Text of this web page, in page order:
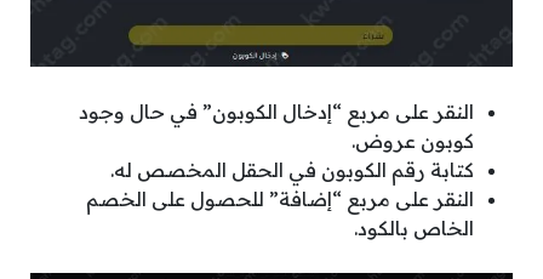
النقر على مربع “إدخال الكوبون” في حال وجود
كوبون عروض.
كتابة رقم الكوبون في الحقل المخصص له.
النقر على مربع “إضافة” للحصول على الخصم
الخاص بالكود.